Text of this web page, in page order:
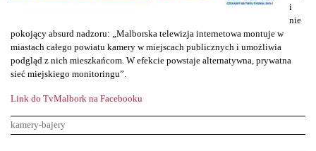
i
nie
pokojący absurd nadzoru: „Malborska telewizja internetowa montuje w
miastach całego powiatu kamery w miejscach publicznych i umożliwia
podgląd z nich mieszkańcom. W efekcie powstaje alternatywna, prywatna
sieć miejskiego monitoringu”.
Link do TvMalbork na Facebooku
kamery-bajery